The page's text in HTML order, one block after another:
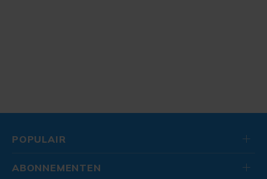
POPULAIR
ABONNEMENTEN